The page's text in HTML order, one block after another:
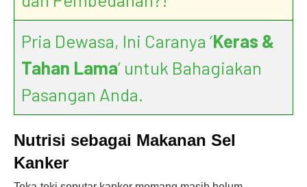
Pria Dewasa, Ini Caranya ‘Keras &
Tahan Lama’ untuk Bahagiakan
Pasangan Anda.
Nutrisi sebagai Makanan Sel
Kanker